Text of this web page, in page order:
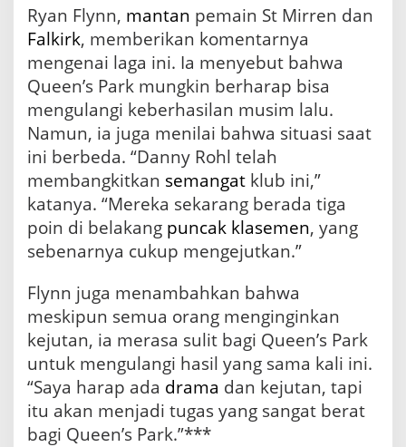
Ryan Flynn, mantan pemain St Mirren dan
Falkirk, memberikan komentarnya
mengenai laga ini. Ia menyebut bahwa
Queen’s Park mungkin berharap bisa
mengulangi keberhasilan musim lalu.
Namun, ia juga menilai bahwa situasi saat
ini berbeda. “Danny Rohl telah
membangkitkan semangat klub ini,”
katanya. “Mereka sekarang berada tiga
poin di belakang puncak klasemen, yang
sebenarnya cukup mengejutkan.”
Flynn juga menambahkan bahwa
meskipun semua orang menginginkan
kejutan, ia merasa sulit bagi Queen’s Park
untuk mengulangi hasil yang sama kali ini.
“Saya harap ada drama dan kejutan, tapi
itu akan menjadi tugas yang sangat berat
bagi Queen’s Park.”***